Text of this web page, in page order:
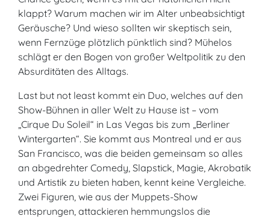
klappt? Warum machen wir im Alter unbeabsichtigt
Geräusche? Und wieso sollten wir skeptisch sein,
wenn Fernzüge plötzlich pünktlich sind? Mühelos
schlägt er den Bogen von großer Weltpolitik zu den
Absurditäten des Alltags.
Last but not least kommt ein Duo, welches auf den
Show-Bühnen in aller Welt zu Hause ist – vom
„Cirque Du Soleil“ in Las Vegas bis zum „Berliner
Wintergarten“. Sie kommt aus Montreal und er aus
San Francisco, was die beiden gemeinsam so alles
an abgedrehter Comedy, Slapstick, Magie, Akrobatik
und Artistik zu bieten haben, kennt keine Vergleiche.
Zwei Figuren, wie aus der Muppets-Show
entsprungen, attackieren hemmungslos die